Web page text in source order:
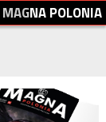
MAGNAPOLONIA